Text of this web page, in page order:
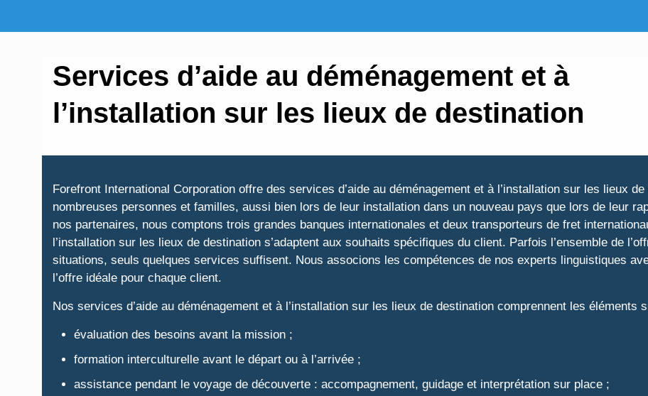
Services d’aide au déménagement et à
l’installation sur les lieux de destination
Forefront International Corporation offre des services d’aide au déménagement et à l’installation sur les lieux
nombreuses personnes et familles, aussi bien lors de leur installation dans un nouveau pays que lors de leur
nos partenaires, nous comptons trois grandes banques internationales et deux transporteurs de fret
l’installation sur les lieux de destination s’adaptent aux souhaits spécifiques du client. Parfois l’ensemble de
situations, seuls quelques services suffisent. Nous associons les compétences de nos experts linguistiques
l’offre idéale pour chaque client.
Nos services d’aide au déménagement et à l’installation sur les lieux de destination comprennent les éléments
évaluation des besoins avant la mission ;
formation interculturelle avant le départ ou à l’arrivée ;
assistance pendant le voyage de découverte : accompagnement, guidage et interprétation sur place ;